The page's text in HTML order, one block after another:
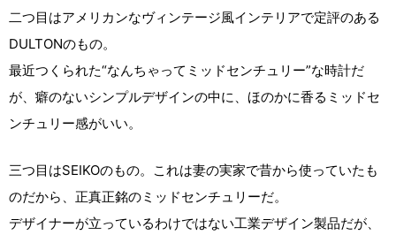
二つ目はアメリカンなヴィンテージ風インテリアで定評のある
DULTONのもの。
最近つくられた“なんちゃってミッドセンチュリー”な時計だ
が、癖のないシンプルデザインの中に、ほのかに香るミッドセ
ンチュリー感がいい。
三つ目はSEIKOのもの。これは妻の実家で昔から使っていたも
のだから、正真正銘のミッドセンチュリーだ。
デザイナーが立っているわけではない工業デザイン製品だが、